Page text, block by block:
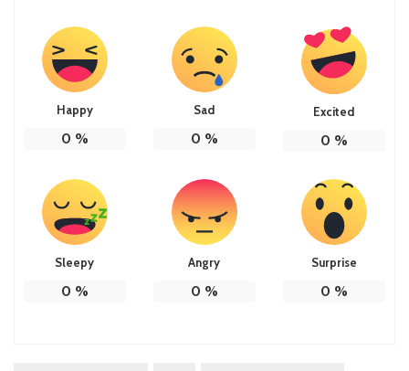
Happy
0 %
Sad
0 %
Excited
0 %
Sleepy
0 %
Angry
0 %
Surprise
0 %